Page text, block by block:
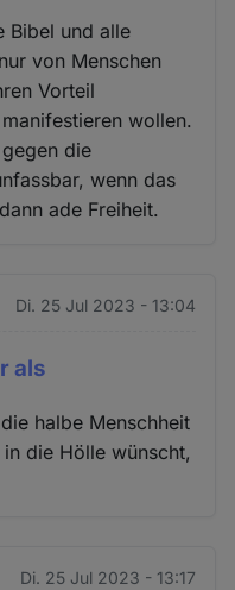
Bibel und alle
von Menschen
Vorteil
wollen.
die
wenn das
ade Freiheit.
Di. 25 Jul 2023 - 13:04
als
halbe Menschheit
die Hölle wünscht,
Di. 25 Jul 2023 - 13:17